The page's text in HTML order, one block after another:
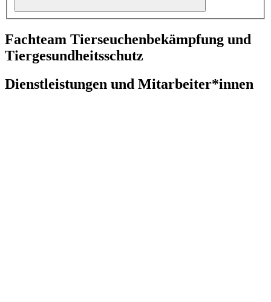
Fachteam Tierseuchenbekämpfung und
Tiergesundheitsschutz
Dienstleistungen und Mitarbeiter*innen